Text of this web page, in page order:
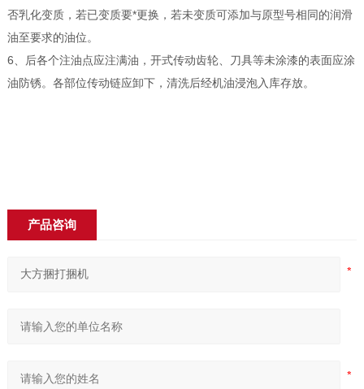
否乳化变质，若已变质要*更换，若未变质可添加与原型号相同的润滑
油至要求的油位。
6、后各个注油点应注满油，开式传动齿轮、刀具等未涂漆的表面应涂
油防锈。各部位传动链应卸下，清洗后经机油浸泡入库存放。
产品咨询